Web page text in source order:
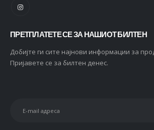
ПРЕТПЛАТЕТЕ СЕ ЗА НАШИОТ БИЛТЕН
Добијте ги сите најнови информации за
Пријавете се за билтен денес.